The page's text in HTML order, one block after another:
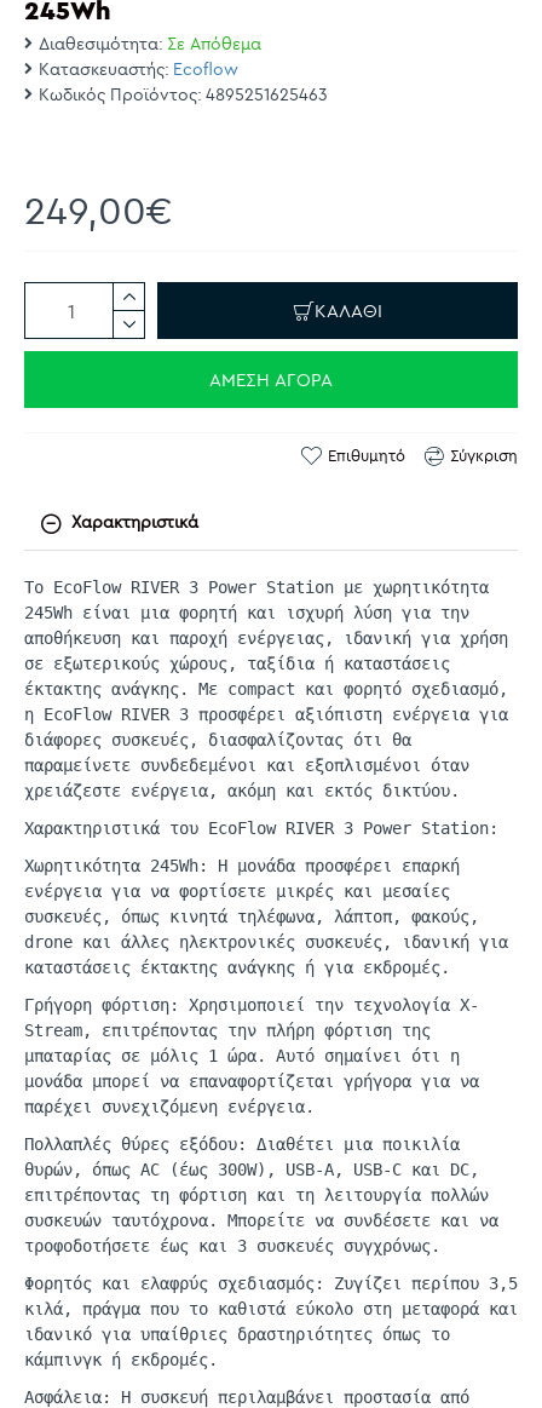
245Wh
Διαθεσιμότητα: Σε Απόθεμα
Κατασκευαστής: Ecoflow
Κωδικός Προϊόντος: 4895251625463
249,00€
ΚΑΛΆΘΙ
ΆΜΕΣΗ ΑΓΟΡΆ
Επιθυμητό Σύγκριση
Χαρακτηριστικά
Το EcoFlowRIVER 3 Power Station με χωρητικότητα
245Wh είναι μια φορητή και ισχυρή λύση για την
αποθήκευση και παροχή ενέργειας, ιδανική για χρήση
σε εξωτερικούς χώρους, ταξίδια ή καταστάσεις
έκτακτης ανάγκης. Με compact και φορητό σχεδιασμό,
η EcoFlowRIVER 3 προσφέρει αξιόπιστη ενέργεια για
διάφορες συσκευές, διασφαλίζοντας ότι θα
παραμείνετε συνδεδεμένοι και εξοπλισμένοι όταν
χρειάζεστε ενέργεια, ακόμη και εκτός δικτύου.
Χαρακτηριστικά του EcoFlowRIVER 3 Power Station:
Χωρητικότητα 245Wh: Η μονάδα προσφέρει επαρκή
ενέργεια για να φορτίσετε μικρές και μεσαίες
συσκευές, όπως κινητά τηλέφωνα, λάπτοπ, φακούς,
drone και άλλες ηλεκτρονικές συσκευές, ιδανική για
καταστάσεις έκτακτης ανάγκης ή για εκδρομές.
Γρήγορη φόρτιση: Χρησιμοποιεί την τεχνολογία X-
Stream, επιτρέποντας την πλήρη φόρτιση της
μπαταρίας σε μόλις 1 ώρα. Αυτό σημαίνει ότι η
μονάδα μπορεί να επαναφορτίζεται γρήγορα για να
παρέχει συνεχιζόμενη ενέργεια.
Πολλαπλές θύρες εξόδου: Διαθέτει μια ποικιλία
θυρών, όπως AC (έως 300W), USB-A, USB-C και DC,
επιτρέποντας τη φόρτιση και τη λειτουργία πολλών
συσκευών ταυτόχρονα. Μπορείτε να συνδέσετε και να
τροφοδοτήσετε έως και 3 συσκευές συγχρόνως.
Φορητός και ελαφρύς σχεδιασμός: Ζυγίζει περίπου 3,5
κιλά, πράγμα που το καθιστά εύκολο στη μεταφορά και
ιδανικό για υπαίθριες δραστηριότητες όπως το
κάμπινγκ ή εκδρομές.
Ασφάλεια: Η συσκευή περιλαμβάνει προστασία από